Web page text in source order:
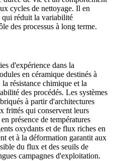
cycles de nettoyage. Il en
qui réduit la variabilité
des processus à long terme.
d'expérience dans la
en céramique destinés à
résistance chimique et la
des procédés. Les systèmes
à partir d'architectures
frittés qui conservent leurs
présence de températures
oxydants et de flux riches en
et à la déformation garantit aux
du flux et des seuils de
campagnes d'exploitation.